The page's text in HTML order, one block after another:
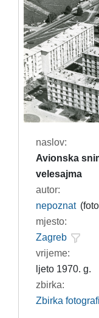
naslov:
Avionska
velesajma
autor:
nepoznat
mjesto:
Zagreb
vrijeme:
ljeto 1970. g.
zbirka:
Zbirka